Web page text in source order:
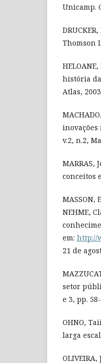
Unicamp.
Thomson
história
Atlas,
inovações
v.2, n.2,
MARRAS,
conceitos
MASSON,
NEHME,
em: http://
21 de
setor
e 3, pp.
OHNO,
larga